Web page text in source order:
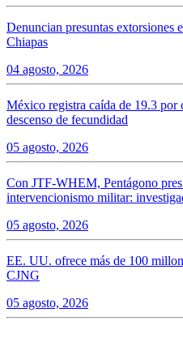
Denuncian presuntas extorsiones
Chiapas
04 agosto, 2026
México registra caída de 19.3 por
descenso de fecundidad
05 agosto, 2026
Con JTF-WHEM, Pentágono
intervencionismo militar:
05 agosto, 2026
EE. UU. ofrece más de 100
CJNG
05 agosto, 2026